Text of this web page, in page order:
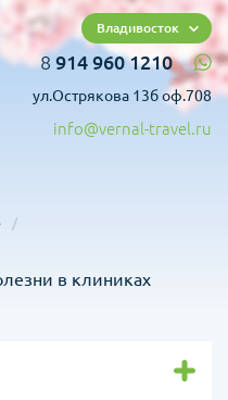
Владивосток
8 914 960 1210
ул.Острякова 13б оф.708
info@vernal-travel.ru
в клиниках